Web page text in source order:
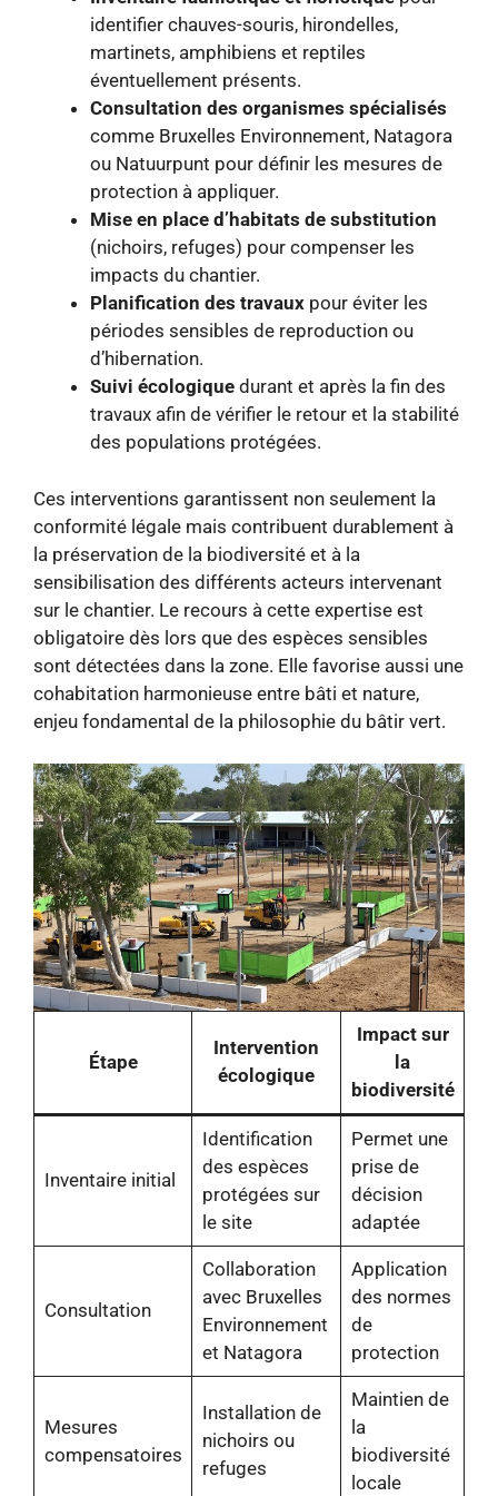
identifier chauves-souris, hirondelles,
martinets, amphibiens et reptiles
éventuellement présents.
Consultation des organismes spécialisés
comme Bruxelles Environnement, Natagora
ou Natuurpunt pour définir les mesures de
protection à appliquer.
Mise en place d’habitats de substitution
(nichoirs, refuges) pour compenser les
impacts du chantier.
Planification des travaux pour éviter les
périodes sensibles de reproduction ou
d’hibernation.
Suivi écologique durant et après la fin des
travaux afin de vérifier le retour et la stabilité
des populations protégées.
Ces interventions garantissent non seulement la
conformité légale mais contribuent durablement à
la préservation de la biodiversité et à la
sensibilisation des différents acteurs intervenant
sur le chantier. Le recours à cette expertise est
obligatoire dès lors que des espèces sensibles
sont détectées dans la zone. Elle favorise aussi une
cohabitation harmonieuse entre bâti et nature,
enjeu fondamental de la philosophie du bâtir vert.
Étape
Intervention
écologique
Impact sur
la
biodiversité
Inventaire initial
Identification
des espèces
protégées sur
le site
Permet une
prise de
décision
adaptée
Consultation
Collaboration
avec Bruxelles
Environnement
et Natagora
Application
des normes
de
protection
Mesures
compensatoires
Installation de
nichoirs ou
refuges
Maintien de
la
biodiversité
locale